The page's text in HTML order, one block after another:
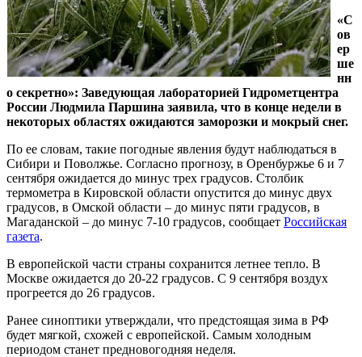
«С
ов
ер
ше
нн
о секретно»: Заведующая лабораторией Гидрометцентра
России Людмила Паршина заявила, что в конце недели в
некоторых областях ожидаются заморозки и мокрый снег.
По ее словам, такие погодные явления будут наблюдаться в
Сибири и Поволжье. Согласно прогнозу, в Оренбуржье 6 и 7
сентября ожидается до минус трех градусов. Столбик
термометра в Кировской области опустится до минус двух
градусов, в Омской области – до минус пяти градусов, в
Магаданской – до минус 7-10 градусов, сообщает Российская
газета.
В европейской части страны сохранится летнее тепло. В
Москве ожидается до 20-22 градусов. С 9 сентября воздух
прогреется до 26 градусов.
Ранее синоптики утверждали, что предстоящая зима в РФ
будет мягкой, схожей с европейской. Самым холодным
периодом станет предновогодняя неделя.